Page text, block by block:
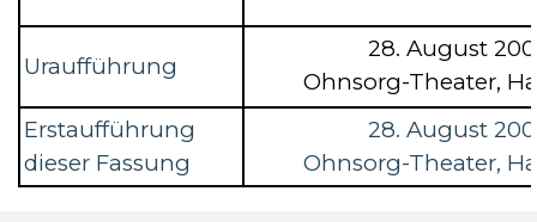
Uraufführung
28. August
Ohnsorg-Theater,
Erstaufführung
dieser Fassung
28. August
Ohnsorg-Theater,